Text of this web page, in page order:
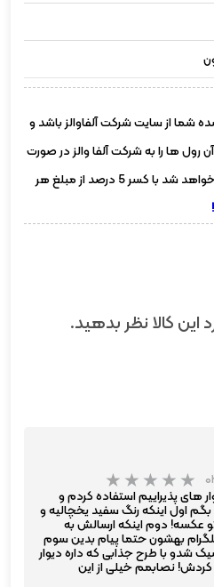
شما از سایت شرکت آلفاوالز باشد و
رول ها را به شرکت آلفا والز در صورت
مبلغ پرداختی شما برای شما عودت خواهد شد با کسر 5 درصد از مبلغ هر
کالا نظر بدهید.
های پذیراییم استفاده کردم و
اول اینکه رنگ سفید یخچالیه و
دوم اینکه ارسالش به
بهشون حتما پیام بدین سوم
شدو با طرح جذابی که داره دیوار
نصابمم خیلی از این